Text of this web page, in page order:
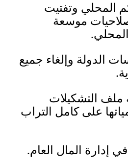
المحلي وتفتيت
موسعة
.
الدولة وإلغاء جميع
ملف التشكيلات
على كامل التراب
في إدارة المال العام.